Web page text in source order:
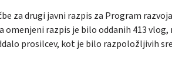
za drugi javni razpis za Program
omenjeni razpis je bilo oddanih 413
prosilcev, kot je bilo razpoložljivih